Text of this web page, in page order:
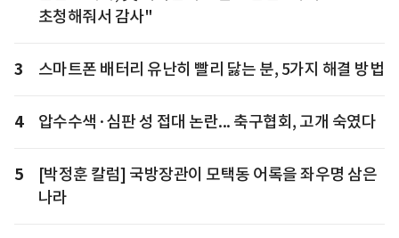
초청해줘서 감사"
3 스마트폰 배터리 유난히 빨리 닳는 분, 5가지 해결 방법
4 압수수색·심판 성 접대 논란... 축구협회, 고개 숙였다
5
[박정훈 칼럼] 국방장관이 모택동 어록을 좌우명 삼은
나라